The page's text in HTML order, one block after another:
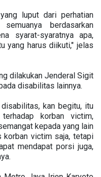
luput dari perhatian
berdasarkan
syarat-syaratnya apa,
yang harus diikuti," jelas
dilakukan Jenderal Sigit
disabilitas lainnya.
kan begitu, itu
korban victim,
kepada yang lain
korban victim saja, tetapi
mendapat porsi juga,